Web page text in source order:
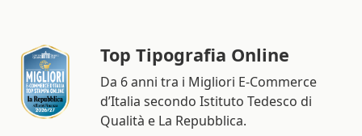
Top Tipografia Online
Da 6 anni tra i Migliori E-Commerce
d’Italia secondo Istituto Tedesco di
Qualità e La Repubblica.